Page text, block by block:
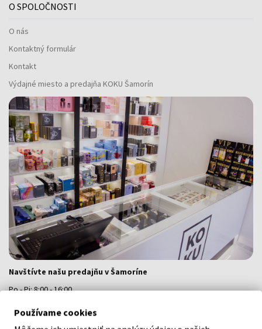
O SPOLOČNOSTI
O nás
Kontaktný formulár
Kontakt
Výdajné miesto a predajňa KOKU Šamorín
Navštívte našu predajňu v Šamoríne
Po - Pi: 8:00 - 16:00
Na Bratislavskej 64/76, Šamorín, 931 01
Používame cookies